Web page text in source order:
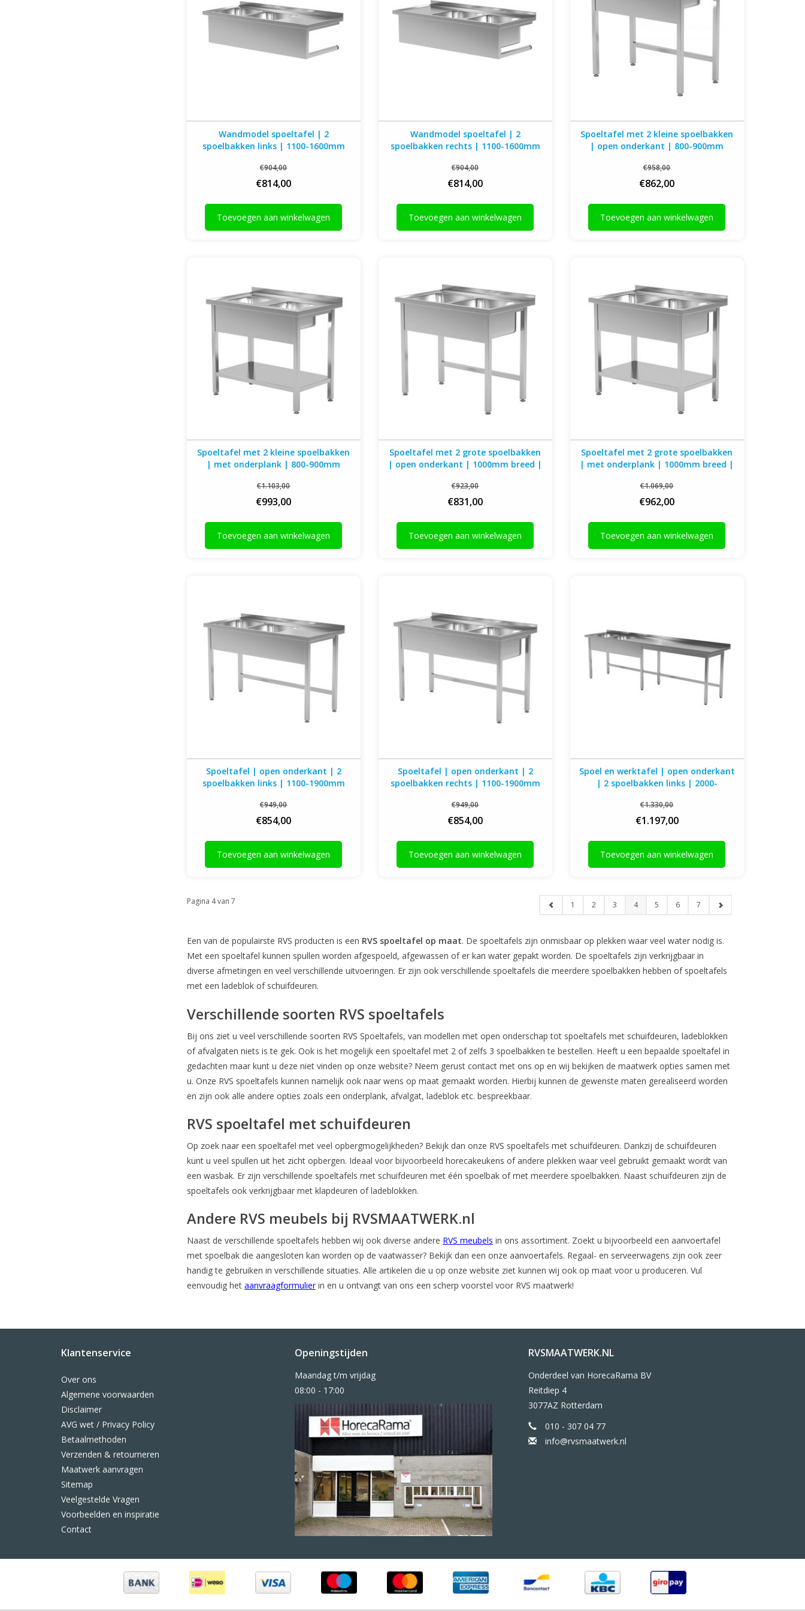
Wandmodel spoeltafel | 2
spoelbakken links | 1100-1600mm
€904,00
€814,00
Toevoegen aan winkelwagen
Wandmodel spoeltafel | 2
spoelbakken rechts | 1100-1600mm
€904,00
€814,00
Toevoegen aan winkelwagen
Spoeltafel met 2 kleine spoelbakken
| open onderkant | 800-900mm
€958,00
€862,00
Toevoegen aan winkelwagen
Spoeltafel met 2 kleine spoelbakken
| met onderplank | 800-900mm
€1.103,00
€993,00
Toevoegen aan winkelwagen
Spoeltafel met 2 grote spoelbakken
| open onderkant | 1000mm breed |
€923,00
€831,00
Toevoegen aan winkelwagen
Spoeltafel met 2 grote spoelbakken
| met onderplank | 1000mm breed |
€1.069,00
€962,00
Toevoegen aan winkelwagen
Spoeltafel | open onderkant | 2
spoelbakken links | 1100-1900mm
€949,00
€854,00
Toevoegen aan winkelwagen
Spoeltafel | open onderkant | 2
spoelbakken rechts | 1100-1900mm
€949,00
€854,00
Toevoegen aan winkelwagen
Spoel en werktafel | open onderkant
| 2 spoelbakken links | 2000-
€1.330,00
€1.197,00
Toevoegen aan winkelwagen
Pagina 4 van 7 1 2 3 4 5 6 7
Een van de populairste RVS producten is een RVS spoeltafel op maat. De spoeltafels zijn onmisbaar op plekken waar veel water nodig is.
Met een spoeltafel kunnen spullen worden afgespoeld, afgewassen of er kan water gepakt worden. De spoeltafels zijn verkrijgbaar in
diverse afmetingen en veel verschillende uitvoeringen. Er zijn ook verschillende spoeltafels die meerdere spoelbakken hebben of spoeltafels
met een ladeblok of schuifdeuren.
Verschillende soorten RVS spoeltafels
Bij ons ziet u veel verschillende soorten RVS Spoeltafels, van modellen met open onderschap tot spoeltafels met schuifdeuren, ladeblokken
of afvalgaten niets is te gek. Ook is het mogelijk een spoeltafel met 2 of zelfs 3 spoelbakken te bestellen. Heeft u een bepaalde spoeltafel in
gedachten maar kunt u deze niet vinden op onze website? Neem gerust contact met ons op en wij bekijken de maatwerk opties samen met
u. Onze RVS spoeltafels kunnen namelijk ook naar wens op maat gemaakt worden. Hierbij kunnen de gewenste maten gerealiseerd worden
en zijn ook alle andere opties zoals een onderplank, afvalgat, ladeblok etc. bespreekbaar.
RVS spoeltafel met schuifdeuren
Op zoek naar een spoeltafel met veel opbergmogelijkheden? Bekijk dan onze RVS spoeltafels met schuifdeuren. Dankzij de schuifdeuren
kunt u veel spullen uit het zicht opbergen. Ideaal voor bijvoorbeeld horecakeukens of andere plekken waar veel gebruikt gemaakt wordt van
een wasbak. Er zijn verschillende spoeltafels met schuifdeuren met één spoelbak of met meerdere spoelbakken. Naast schuifdeuren zijn de
spoeltafels ook verkrijgbaar met klapdeuren of ladeblokken.
Andere RVS meubels bij RVSMAATWERK.nl
Naast de verschillende spoeltafels hebben wij ook diverse andere RVS meubels in ons assortiment. Zoekt u bijvoorbeeld een aanvoertafel
met spoelbak die aangesloten kan worden op de vaatwasser? Bekijk dan een onze aanvoertafels. Regaal- en serveerwagens zijn ook zeer
handig te gebruiken in verschillende situaties. Alle artikelen die u op onze website ziet kunnen wij ook op maat voor u produceren. Vul
eenvoudig het aanvraagformulierin en u ontvangt van ons een scherp voorstel voor RVS maatwerk!
Klantenservice
Over ons
Algemene voorwaarden
Disclaimer
AVG wet / Privacy Policy
Betaalmethoden
Verzenden & retourneren
Maatwerk aanvragen
Sitemap
Veelgestelde Vragen
Voorbeelden en inspiratie
Contact
Openingstijden
Maandag t/m vrijdag
08:00 - 17:00
RVSMAATWERK.NL
Onderdeel van HorecaRama BV
Reitdiep 4
3077AZ Rotterdam
010 - 307 04 77
info@rvsmaatwerk.nl